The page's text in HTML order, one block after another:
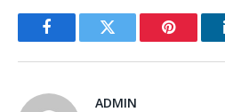
FacebookTwitter Pinterest
ADMIN